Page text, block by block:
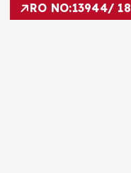
RO NO:13944/ 18